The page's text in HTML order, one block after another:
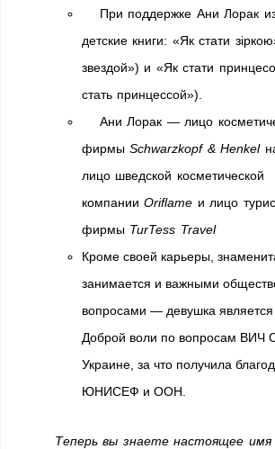
При поддержке Ани Лорак
детские книги: «Як стати
звездой») и «Як стати
стать принцессой»).
Ани Лорак — лицо
фирмыSchwarzkopf & Henkel
лицо шведской косметической
компанииOriflame и лицо
фирмы TurTess Travel
Кроме своей карьеры,
занимается и важными
вопросами — девушка
Доброй воли по вопросам ВИЧ
Украине, за что получила
ЮНИСЕФ и ООН.
Теперь вы знаете настоящее имя